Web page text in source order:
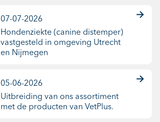
07-07-2026
Hondenziekte (canine distemper)
vastgesteld in omgeving Utrecht
en Nijmegen
05-06-2026
Uitbreiding van ons assortiment
met de producten van VetPlus.